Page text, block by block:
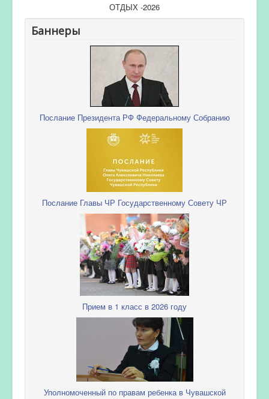
ОТДЫХ -2026
Баннеры
Послание Президента РФ Федеральному Собранию
Послание Главы ЧР Государственному Совету ЧР
Прием в 1 класс в 2026 году
Уполномоченный по правам ребенка в Чувашской